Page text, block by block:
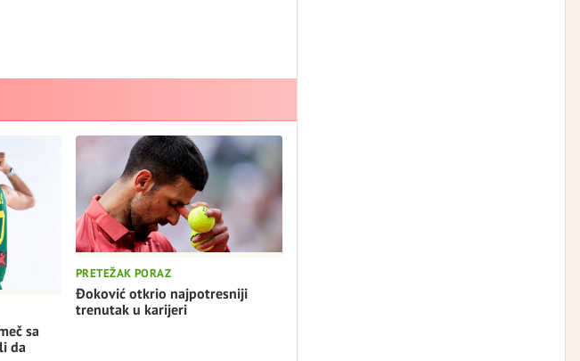
sa
da
PRETEŽAK PORAZ
Đoković otkrio najpotresniji
trenutak u karijeri